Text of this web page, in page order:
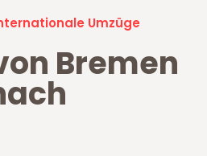
Umzüge
Bremen